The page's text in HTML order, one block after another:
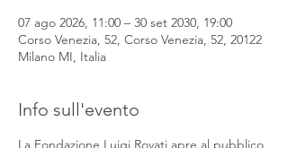
07 ago 2026, 11:00 – 30 set 2030, 19:00
Corso Venezia, 52, Corso Venezia, 52, 20122
Milano MI, Italia
Info sull'evento
La Fondazione Luigi Rovati apre al pubblico